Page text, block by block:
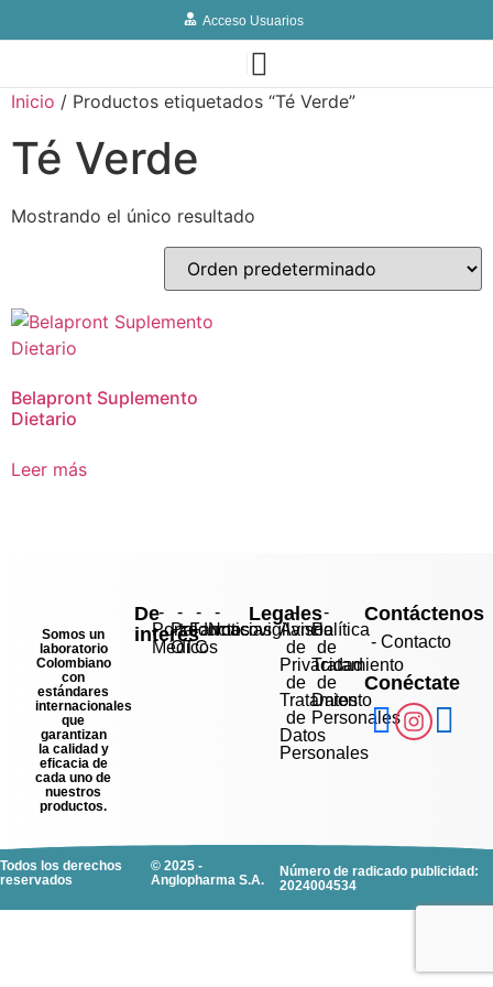
Acceso Usuarios
Inicio / Productos etiquetados “Té Verde”
Té Verde
Mostrando el único resultado
Belapront Suplemento
Dietario
Leer más
Somos un
laboratorio
Colombiano
con
estándares
internacionales
que
garantizan
la calidad y
eficacia de
cada uno de
nuestros
productos.
De
interés
-
Portal
Médicos
-
Productos
OTC
-
Farmacovigilancia
-
Noticias
Legales
-
Aviso
de
Privacidad
de
Tratamiento
de
Datos
Personales
-
Política
de
Tratamiento
de
Datos
Personales
Contáctenos
- Contacto
Conéctate
Todos los derechos
reservados
© 2025 -
Anglopharma S.A.
Número de radicado publicidad:
2024004534